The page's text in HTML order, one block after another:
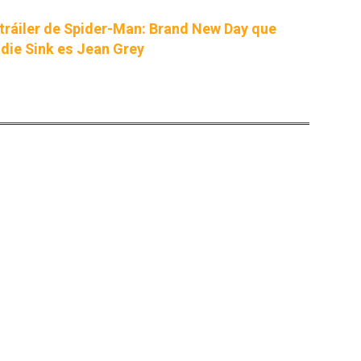
de Spider-Man: Brand New Day que
Sink es Jean Grey